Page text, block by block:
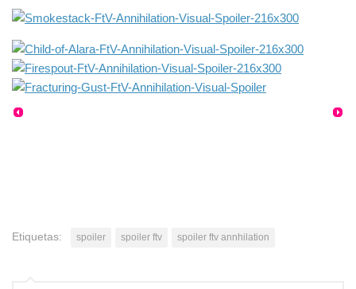
Etiquetas: spoiler spoiler ftv spoiler ftv annhilation